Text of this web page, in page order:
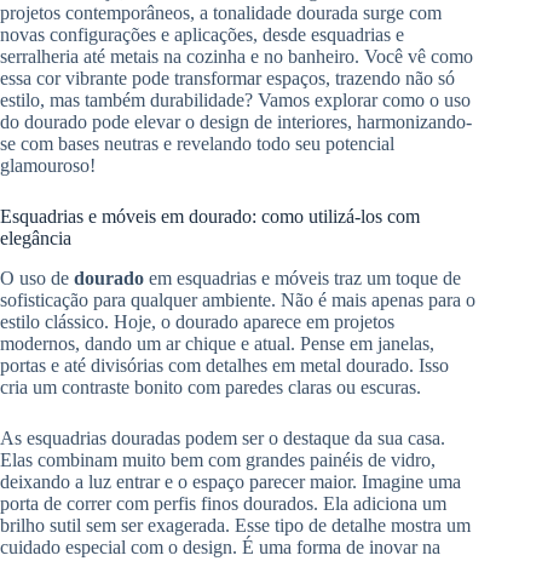
projetos contemporâneos, a tonalidade dourada surge com
novas configurações e aplicações, desde esquadrias e
serralheria até metais na cozinha e no banheiro. Você vê como
essa cor vibrante pode transformar espaços, trazendo não só
estilo, mas também durabilidade? Vamos explorar como o uso
do dourado pode elevar o design de interiores, harmonizando-
se com bases neutras e revelando todo seu potencial
glamouroso!
Esquadrias e móveis em dourado: como utilizá-los com
elegância
O uso de dourado em esquadrias e móveis traz um toque de
sofisticação para qualquer ambiente. Não é mais apenas para o
estilo clássico. Hoje, o dourado aparece em projetos
modernos, dando um ar chique e atual. Pense em janelas,
portas e até divisórias com detalhes em metal dourado. Isso
cria um contraste bonito com paredes claras ou escuras.
As esquadrias douradas podem ser o destaque da sua casa.
Elas combinam muito bem com grandes painéis de vidro,
deixando a luz entrar e o espaço parecer maior. Imagine uma
porta de correr com perfis finos dourados. Ela adiciona um
brilho sutil sem ser exagerada. Esse tipo de detalhe mostra um
cuidado especial com o design. É uma forma de inovar na